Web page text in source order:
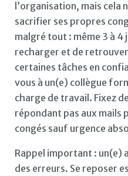
l’organisation, mais cela
sacrifier ses propres
malgré tout : même 3 à
recharger et de
certaines tâches en
vous à un(e) collègue
charge de travail. Fixez
répondant pas aux mails
congés sauf urgence
Rappel important : un(e)
des erreurs. Se reposer